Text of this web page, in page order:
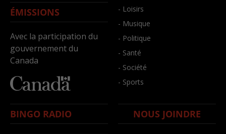
ÉMISSIONS
Avec la participation du
gouvernement du
Canada
- Loisirs
- Musique
- Politique
- Santé
- Société
- Sports
BINGO RADIO NOUS JOINDRE